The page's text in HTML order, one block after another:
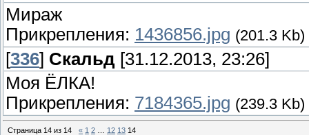
Мираж
Прикрепления: 1436856.jpg (201.3 Kb)
[336] Скальд [31.12.2013, 23:26]
Моя ЁЛКА!
Прикрепления: 7184365.jpg (239.3 Kb)
Страница 14 из 14 « 1 2 12 13 14